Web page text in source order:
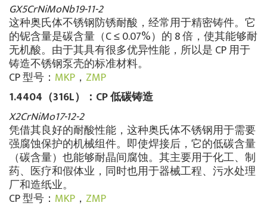
GX5CrNiMoNb19-11-2
这种奥氏体不锈钢防锈耐酸，经常用于精密铸件。它
的铌含量是碳含量（C ≤ 0.07%）的 8 倍，使其能够耐
无机酸。由于其具有很多优异性能，所以是 CP 用于
铸造不锈钢泵壳的标准材料。
CP 型号： MKP ， ZMP
1.4404（316L）：CP 低碳铸造
X2CrNiMo17-12-2
凭借其良好的耐酸性能，这种奥氏体不锈钢用于需要
强腐蚀保护的机械组件。即使焊接后，它的低碳含量
（碳含量）也能够耐晶间腐蚀。其主要用于化工、制
药、医疗和假体业，同时也用于器械工程、污水处理
厂和造纸业。
CP 型号： MKP ， ZMP